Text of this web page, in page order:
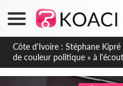
Mali : Les FAMa accueillent
groupes armés